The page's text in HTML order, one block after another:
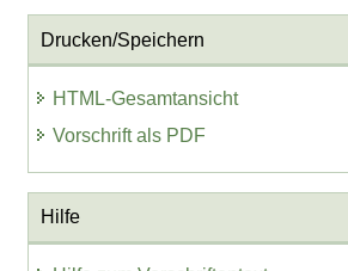
Drucken/Speichern
HTML-Gesamtansicht
Vorschrift als PDF
Hilfe